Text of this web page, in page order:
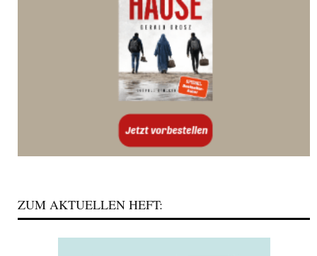
ZUM AKTUELLEN HEFT: